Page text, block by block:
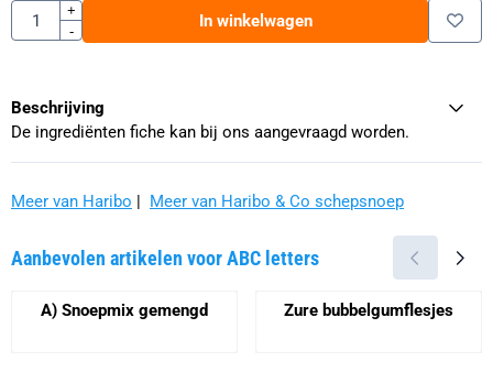
Aantal
+
-
In winkelwagen
Beschrijving
De ingrediënten fiche kan bij ons aangevraagd worden.
Meer van Haribo | Meer van Haribo & Co schepsnoep
Aanbevolen artikelen voorABC letters
A) Snoepmix gemengd Zure bubbelgumflesjes